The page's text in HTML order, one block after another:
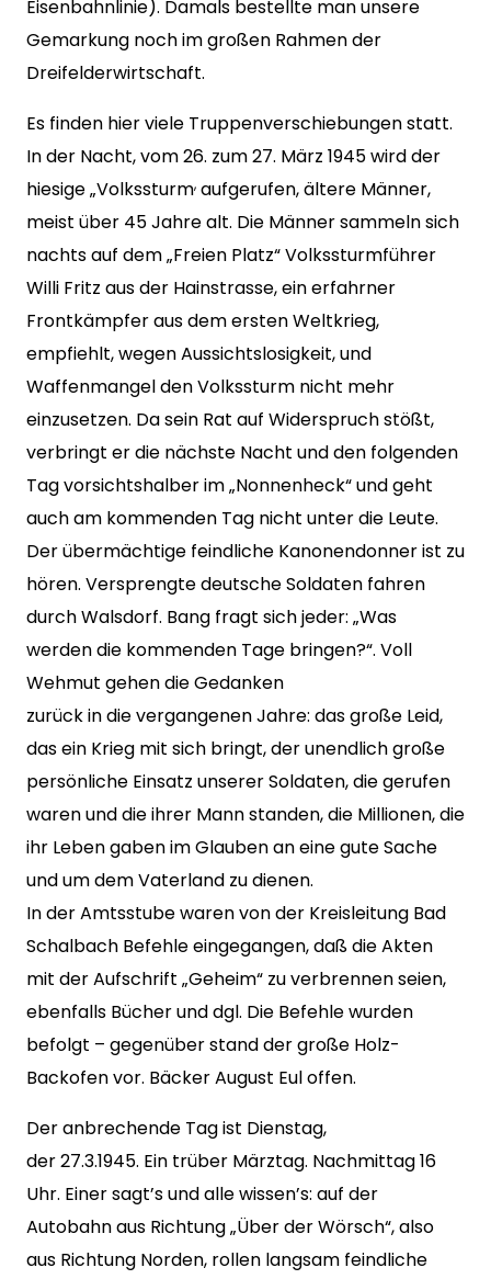
Eisenbahnlinie). Damals bestellte man unsere
Gemarkung noch im großen Rahmen der
Dreifelderwirtschaft.
Es finden hier viele Truppenverschiebungen statt.
In der Nacht, vom 26. zum 27. März 1945 wird der
hiesige „Volkssturm, aufgerufen, ältere Männer,
meist über 45 Jahre alt. Die Männer sammeln sich
nachts auf dem „Freien Platz“ Volkssturmführer
Willi Fritz aus der Hainstrasse, ein erfahrner
Frontkämpfer aus dem ersten Weltkrieg,
empfiehlt, wegen Aussichtslosigkeit, und
Waffenmangel den Volkssturm nicht mehr
einzusetzen. Da sein Rat auf Widerspruch stößt,
verbringt er die nächste Nacht und den folgenden
Tag vorsichtshalber im „Nonnenheck“ und geht
auch am kommenden Tag nicht unter die Leute.
Der übermächtige feindliche Kanonendonner ist zu
hören. Versprengte deutsche Soldaten fahren
durch Walsdorf. Bang fragt sich jeder: „Was
werden die kommenden Tage bringen?“. Voll
Wehmut gehen die Gedanken
zurück in die vergangenen Jahre: das große Leid,
das ein Krieg mit sich bringt, der unendlich große
persönliche Einsatz unserer Soldaten, die gerufen
waren und die ihrer Mann standen, die Millionen, die
ihr Leben gaben im Glauben an eine gute Sache
und um dem Vaterland zu dienen.
In der Amtsstube waren von der Kreisleitung Bad
Schalbach Befehle eingegangen, daß die Akten
mit der Aufschrift „Geheim“ zu verbrennen seien,
ebenfalls Bücher und dgl. Die Befehle wurden
befolgt – gegenüber stand der große Holz-
Backofen vor. Bäcker August Eul offen.
Der anbrechende Tag ist Dienstag,
der 27.3.1945. Ein trüber Märztag. Nachmittag 16
Uhr. Einer sagt’s und alle wissen’s: auf der
Autobahn aus Richtung „Über der Wörsch“, also
aus Richtung Norden, rollen langsam feindliche